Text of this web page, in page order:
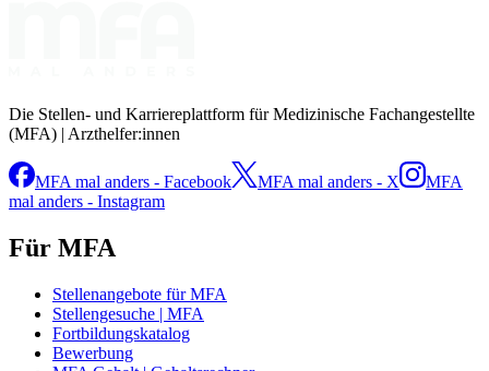
Die Stellen- und Karriereplattform für Medizinische Fachangestellte
(MFA) | Arzthelfer:innen
MFA mal anders - Facebook MFA mal anders - X
MFA
mal anders - Instagram
Für MFA
Stellenangebote für MFA
Stellengesuche | MFA
Fortbildungskatalog
Bewerbung